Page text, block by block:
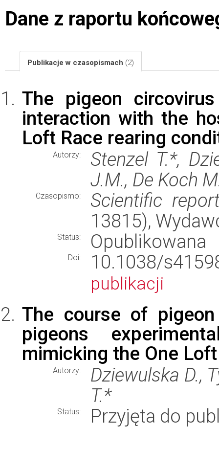
Dane z raportu
Publikacje w czasopismach (2)
The pigeon
interaction with the
Loft Race rearing
Autorzy:
Stenzel T.*,
J.M., De Koch
Czasopismo:
Scientific
13815),
Status: Opublikowana
Doi: 10.1038/
publikacji
The course of
pigeons
mimicking the One
Autorzy:
Dziewulska D.,
T.*
Status: Przyjęta do